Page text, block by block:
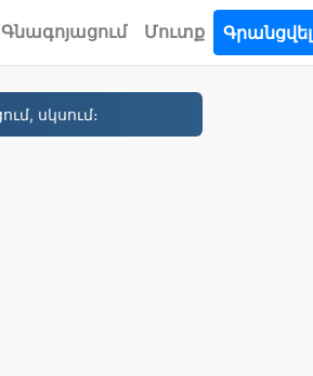
Գնագոյացում Մուտք Գրանցվել
սկսում։